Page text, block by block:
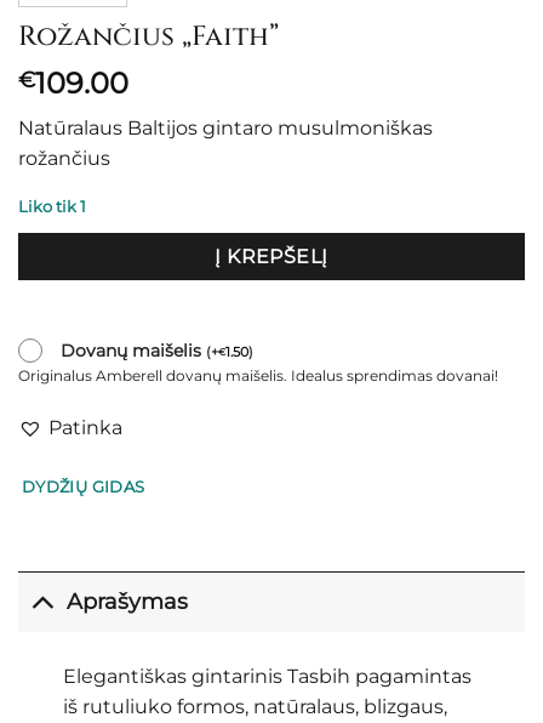
Rožančius „Faith”
€109.00
Natūralaus Baltijos gintaro musulmoniškas
rožančius
Liko tik 1
Į KREPŠELĮ
Dovanų maišelis (+€1.50)
Originalus Amberell dovanų maišelis. Idealus sprendimas dovanai!
Patinka
DYDŽIŲ GIDAS
Aprašymas
Elegantiškas gintarinis Tasbih pagamintas
iš rutuliuko formos, natūralaus, blizgaus,